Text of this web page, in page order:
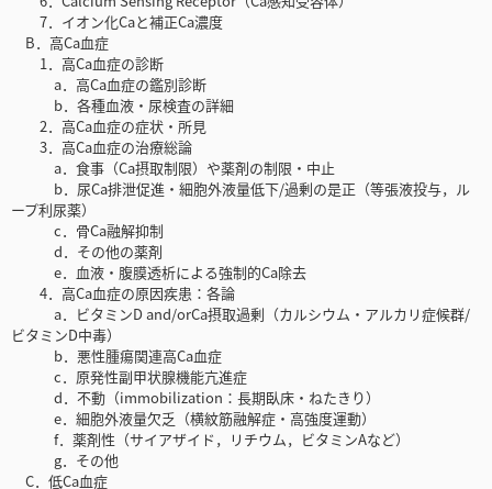
7．イオン化Caと補正Ca濃度
B．高Ca血症
1．高Ca血症の診断
a．高Ca血症の鑑別診断
b．各種血液・尿検査の詳細
2．高Ca血症の症状・所見
3．高Ca血症の治療総論
a．食事（Ca摂取制限）や薬剤の制限・中止
b．尿Ca排泄促進・細胞外液量低下/過剰の是正（等張液投与，ル
ープ利尿薬）
c．骨Ca融解抑制
d．その他の薬剤
e．血液・腹膜透析による強制的Ca除去
4．高Ca血症の原因疾患：各論
a．ビタミンD and/orCa摂取過剰（カルシウム・アルカリ症候群/
ビタミンD中毒）
b．悪性腫瘍関連高Ca血症
c．原発性副甲状腺機能亢進症
d．不動（immobilization：長期臥床・ねたきり）
e．細胞外液量欠乏（横紋筋融解症・高強度運動）
f．薬剤性（サイアザイド，リチウム，ビタミンAなど）
g．その他
C．低Ca血症